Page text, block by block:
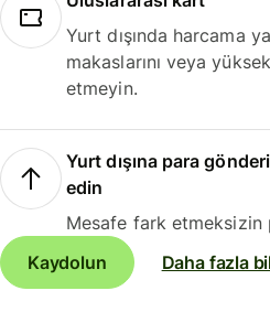
Yurt dışında harcama
makaslarını veya
etmeyin.
Yurt dışına para
edin
Mesafe fark etmeksizin
Kaydolun
Daha fazla